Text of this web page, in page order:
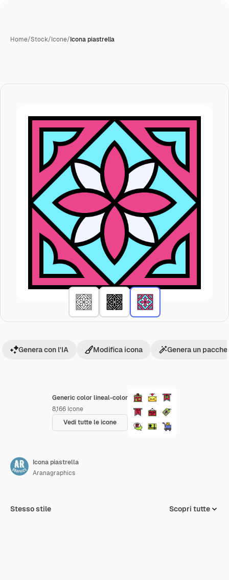
Home/Stock/Icone/Icona piastrella
Generic color lineal-color
8,166 Icone
Vedi tutte le icone
Genera con l'IA Modifica icona Genera un
Icona piastrella
Aranagraphics
Stesso stile Scopri tutte